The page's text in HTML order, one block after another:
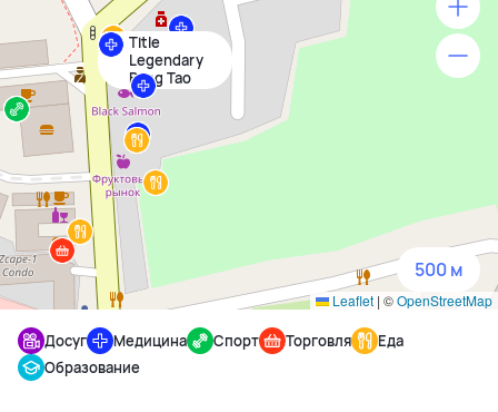
Title
Legendary
Bang Tao
Leaflet | ©OpenStreetMap
500 м
500 м
1500 м
Досуг Медицина Спорт Торговля
Еда
Образование